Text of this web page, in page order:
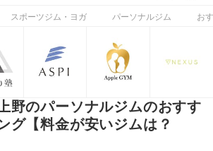
スポーツジム・ヨガ パーソナルジム お
野のパーソナルジムのおすす
グ【料金が安いジムは？